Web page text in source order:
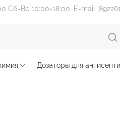
Сб-Вс 10:00-18:00. E-mail:
Дозаторы для